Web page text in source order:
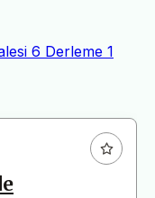
6 Derleme 1